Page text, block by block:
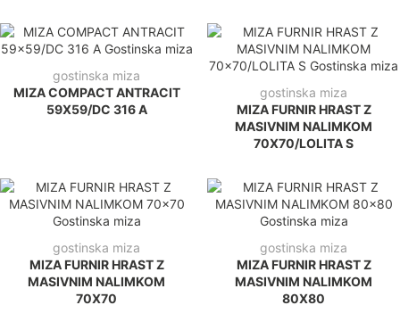
gostinska miza
MIZA COMPACT ANTRACIT
59X59/DC 316 A
gostinska miza
MIZA FURNIR HRAST Z
MASIVNIM NALIMKOM
70X70/LOLITA S
gostinska miza
MIZA FURNIR HRAST Z
MASIVNIM NALIMKOM
70X70
gostinska miza
MIZA FURNIR HRAST Z
MASIVNIM NALIMKOM
80X80